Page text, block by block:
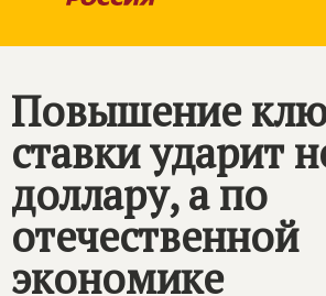
Повышение
ставки ударит
доллару, а по
отечественной
экономике